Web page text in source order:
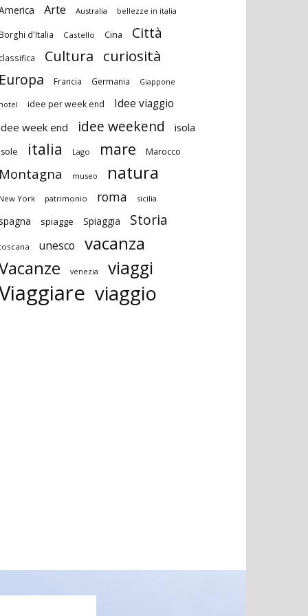
Arte Australia bellezze in italia
d'Italia Castello Cina Città
Cultura curiosità
Francia Germania Giappone
idee per week end Idee viaggio
week end idee weekend isola
italia Lago mare Marocco
museo natura
York patrimonio roma sicilia
spiagge Spiaggia Storia
unesco vacanza
venezia viaggi
viaggio